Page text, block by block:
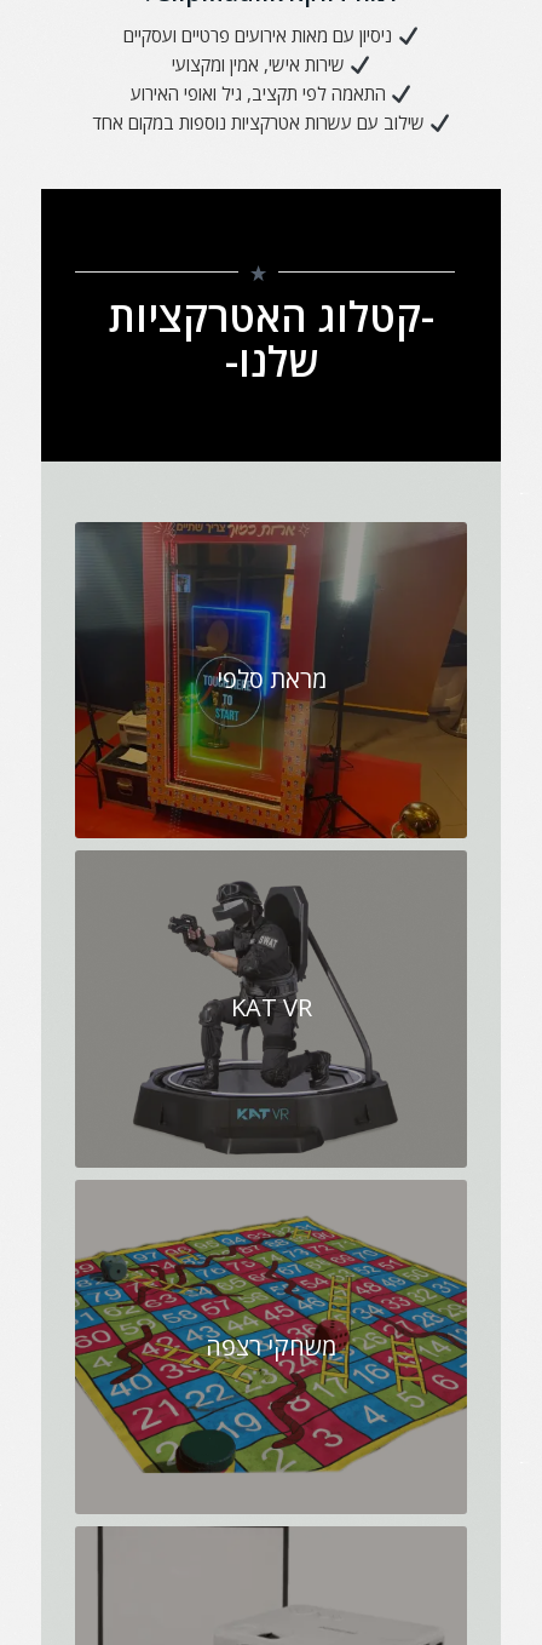
ניסיון עם מאות אירועים פרטיים ועסקיים
שירות אישי, אמין ומקצועי
התאמה לפי תקציב, גיל ואופי האירוע
שילוב עם עשרות אטרקציות נוספות במקום אחד
-קטלוג האטרקציות
שלנו-
מראת סלפי
KAT VR
משחקי רצפה